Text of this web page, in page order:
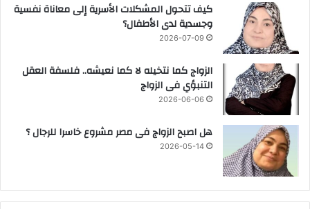
كيف تتحول المشكلات الأسرية إلى معاناة نفسية
وجسدية لدى الأطفال؟
2026-07-09
الزواج كما نتخيله لا كما نعيشه.. فلسفة العقل
التنبؤي فى الزواج
2026-06-06
هل اصبح الزواج فى مصر مشروع خاسرا للرجال ؟
2026-05-14